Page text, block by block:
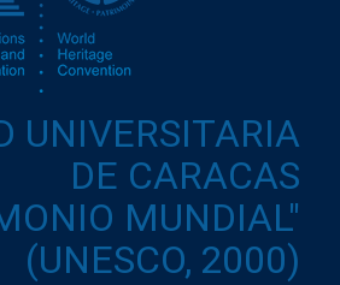
UNIVERSITARIA
DE CARACAS
MUNDIAL"
(UNESCO, 2000)